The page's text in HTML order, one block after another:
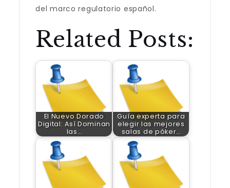
del marco regulatorio español.
Related Posts:
El Nuevo Dorado
Digital: Así Dominan
las…
Guía experta para
elegir las mejores
salas de póker…